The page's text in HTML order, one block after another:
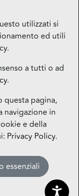
utilizzati si
ed utili
a tutti o ad
.
questa pagina,
navigazione in
e della
Privacy Policy.
essenziali